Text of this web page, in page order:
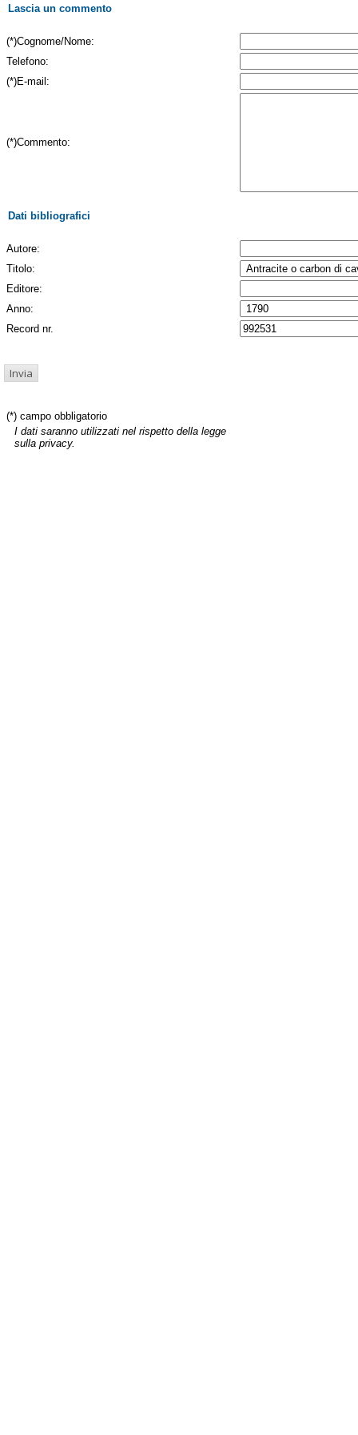
Lascia un commento
(*)Cognome/Nome:
Telefono:
(*)E-mail:
(*)Commento:
Dati bibliografici
Autore:
Titolo:
Editore:
Anno:
Record nr.
(*) campo obbligatorio
I dati saranno utilizzati nel rispetto della legge
sulla privacy.